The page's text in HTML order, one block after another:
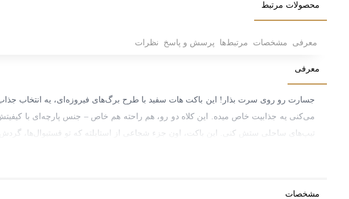
معرفی مشخصات مرتبط‌ها پرسش و پاسخ نظرات
معرفی
جسارت رو روی سرت بذار! این باکت هات سفید با طرح برگ‌های فیروزه‌ای، یه انتخاب
می‌کنی یه جذابیت خاص میده. این کلاه دو رو، هم راحته هم خاص – جنس پارچه‌ای با
تیپ‌های ساحلی ستش کنی. این باکت، اون جزء شجاعی از استایلته که تو فستیوال‌ها،
مشخصات
محصولات مرتبط